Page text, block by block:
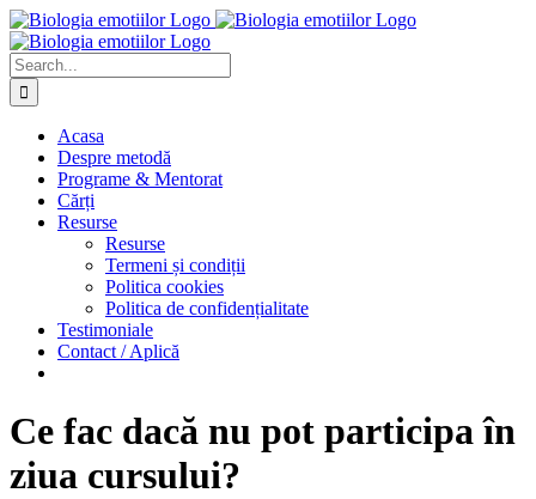
Skip
to
content
Search
for:
Acasa
Despre metodă
Programe & Mentorat
Cărți
Resurse
Resurse
Termeni și condiții
Politica cookies
Politica de confidențialitate
Testimoniale
Contact / Aplică
Ce fac dacă nu pot participa în
ziua cursului?